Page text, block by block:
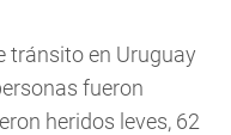
tránsito en Uruguay
fueron
heridos leves, 62